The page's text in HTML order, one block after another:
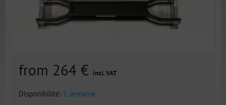
from 264 € incl. VAT
Disponibilité: 1 semaine